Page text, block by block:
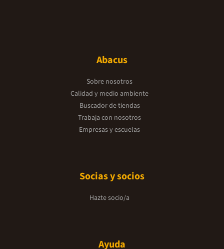
Abacus
Sobre nosotros
Calidad y medio ambiente
Buscador de tiendas
Trabaja con nosotros
Empresas y escuelas
Socias y socios
Hazte socio/a
Ayuda